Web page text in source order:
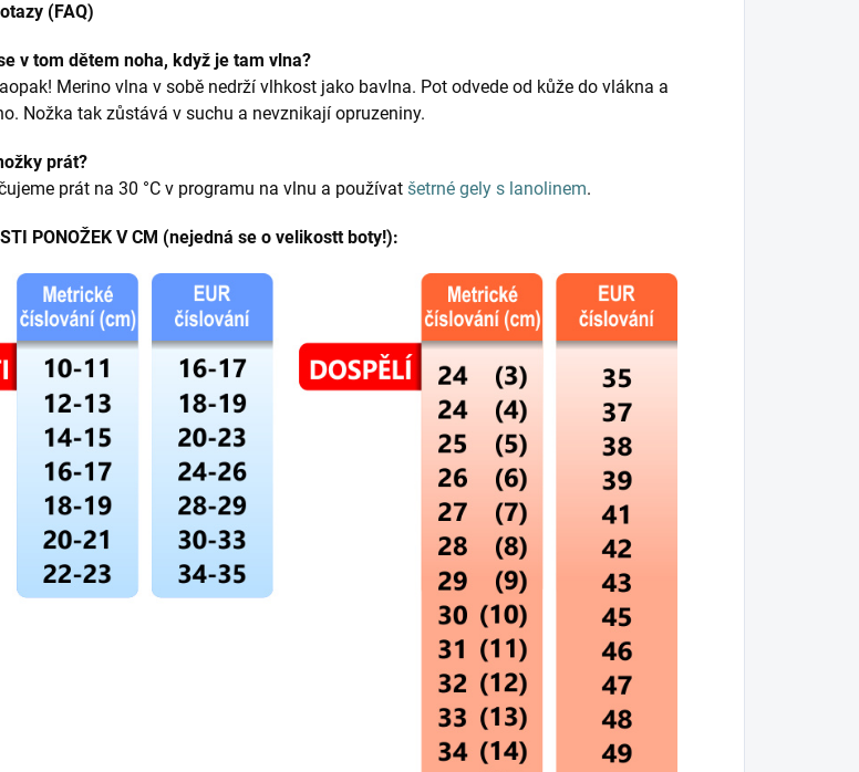
(FAQ)
v tom dětem noha, když je tam vlna?
Merino vlna v sobě nedrží vlhkost jako bavlna. Pot odvede od kůže do vlákna a
Nožka tak zůstává v suchu a nevznikají opruzeniny.
prát?
prát na 30 °C v programu na vlnu a používat šetrné gely s lanolinem.
PONOŽEK V CM (nejedná se o velikostt boty!):